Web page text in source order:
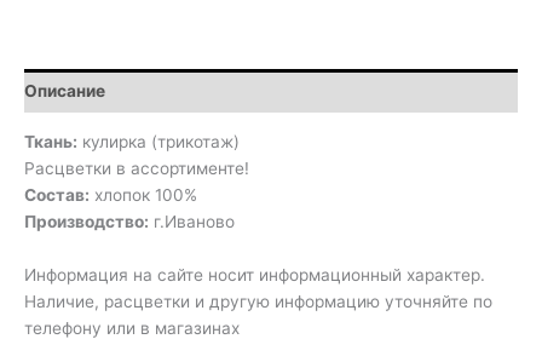
Описание
Ткань: кулирка (трикотаж)
Расцветки в ассортименте!
Состав: хлопок 100%
Производство: г.Иваново
Информация на сайте носит информационный характер.
Наличие, расцветки и другую информацию уточняйте по
телефону или в магазинах